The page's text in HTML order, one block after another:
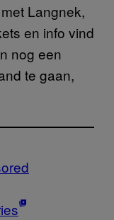
Langnek,
en info vind
nog een
te gaan,